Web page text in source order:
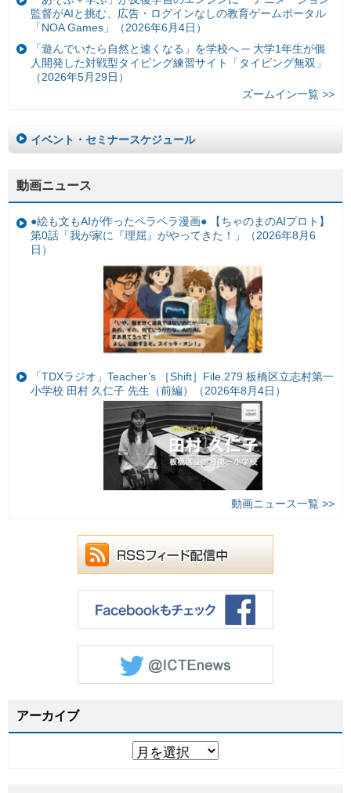
監督がAIと挑む、広告・ログインなしの教育ゲームポータル
「NOA Games」（2026年6月4日）
「遊んでいたら自然と速くなる」を学校へ ─ 大学1年生が個
人開発した対戦型タイピング練習サイト「タイピング無双」
（2026年5月29日）
ズームイン一覧 >>
イベント・セミナースケジュール
動画ニュース
●絵も文もAIが作ったペラペラ漫画● 【ちゃのまのAIプロト】
第0話「我が家に『理屈』がやってきた！」（2026年8月6
日）
「TDXラジオ」Teacher’s ［Shift］File.279 板橋区立志村第一
小学校 田村 久仁子 先生（前編）（2026年8月4日）
動画ニュース一覧 >>
アーカイブ